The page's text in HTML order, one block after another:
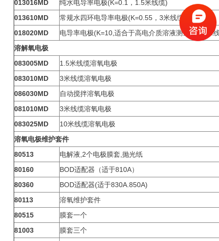
013016MD
纯水电导率电极(K=0.1，1.5米线缆)
013610MD
常规水四环电导率电极(K=0.55，3米线缆)
018020MD
电导率电极(K=10,适合于高电介质溶液测量，1.5米
溶解氧电极
083005MD
1.5米线缆溶氧电极
083010MD
3米线缆溶氧电极
086030MD
自动搅拌溶氧电极
081010MD
3米线缆溶氧电极
083025MD
10米线缆溶氧电极
溶氧电极维护套件
80513
电解液,2个电极膜套,抛光纸
80160
BOD适配器（适于810A）
80360
BOD适配器(适于830A.850A)
80113
溶氧维护套件
80515
膜套一个
81003
膜套三个